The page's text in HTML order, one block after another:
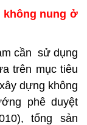
không nung ở
cần sử dụng
trên mục tiêu
dựng không
phê duyệt
tổng sản